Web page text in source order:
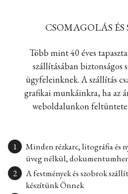
CSOMAGOLÁS
Több mint 40 éves
szállításában
ügyfeleinknek. A szállítás
grafikai munkáinkra, ha az
weboldalunkon
Minden rézkarc, litográfia és
üveg nélkül,
A festmények és szobrok
készítünk Önnek